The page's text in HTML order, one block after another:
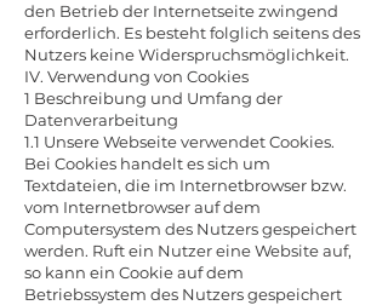
den Betrieb der Internetseite zwingend
erforderlich. Es besteht folglich seitens des
Nutzers keine Widerspruchsmöglichkeit.
IV. Verwendung von Cookies
1 Beschreibung und Umfang der
Datenverarbeitung
1.1 Unsere Webseite verwendet Cookies.
Bei Cookies handelt es sich um
Textdateien, die im Internetbrowser bzw.
vom Internetbrowser auf dem
Computersystem des Nutzers gespeichert
werden. Ruft ein Nutzer eine Website auf,
so kann ein Cookie auf dem
Betriebssystem des Nutzers gespeichert